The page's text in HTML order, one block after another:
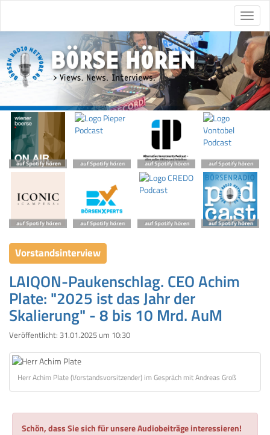
Vorstandsinterview
LAIQON-Paukenschlag. CEO Achim
Plate: "2025 ist das Jahr der
Skalierung" - 8 bis 10 Mrd. AuM
Veröffentlicht: 31.01.2025 um 10:30
Herr Achim Plate (Vorstandsvorsitzender) im Gespräch mit Andreas Groß
Schön, dass Sie sich für unsere Audiobeiträge interessieren!